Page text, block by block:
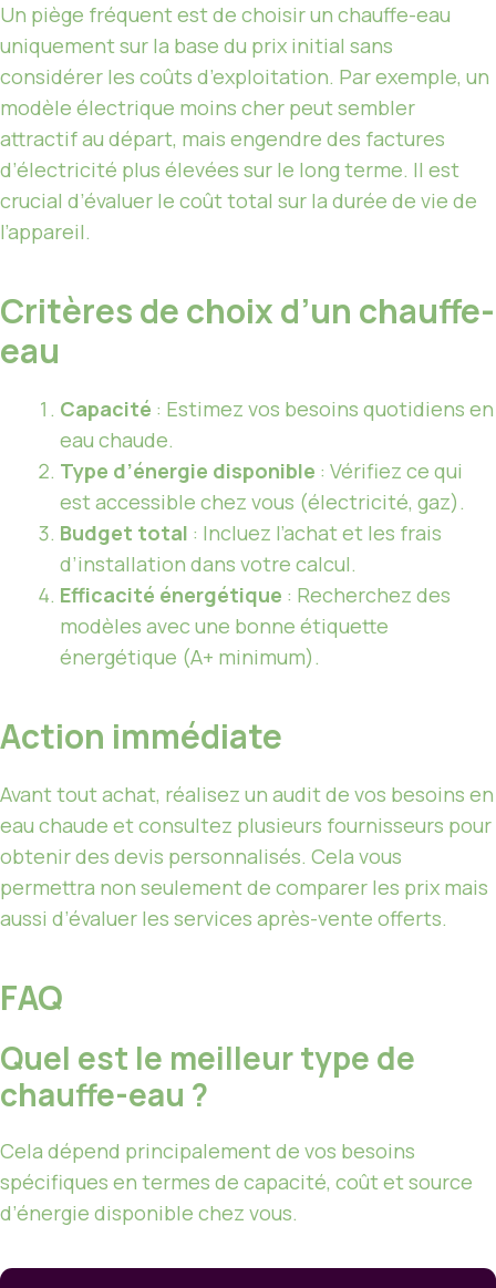
Un piège fréquent est de choisir un chauffe-eau
uniquement sur la base du prix initial sans
considérer les coûts d’exploitation. Par exemple, un
modèle électrique moins cher peut sembler
attractif au départ, mais engendre des factures
d’électricité plus élevées sur le long terme. Il est
crucial d’évaluer le coût total sur la durée de vie de
l’appareil.
Critères de choix d’un chauffe-
eau
Capacité : Estimez vos besoins quotidiens en
eau chaude.
Type d’énergie disponible : Vérifiez ce qui
est accessible chez vous (électricité, gaz).
Budget total : Incluez l’achat et les frais
d’installation dans votre calcul.
Efficacité énergétique : Recherchez des
modèles avec une bonne étiquette
énergétique (A+ minimum).
Action immédiate
Avant tout achat, réalisez un audit de vos besoins en
eau chaude et consultez plusieurs fournisseurs pour
obtenir des devis personnalisés. Cela vous
permettra non seulement de comparer les prix mais
aussi d’évaluer les services après-vente offerts.
FAQ
Quel est le meilleur type de
chauffe-eau ?
Cela dépend principalement de vos besoins
spécifiques en termes de capacité, coût et source
d’énergie disponible chez vous.